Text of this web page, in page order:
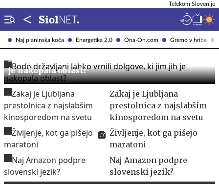
Naj planinska koča Energetika 2.0 Ona-On.com Gremo v hribe
Telekom Slovenije
Bodo državljani lahko vrnili dolgove, ki jim jih
je nakopala oblast?
Zakaj je Ljubljana
prestolnica z najslabšim
kinosporedom na svetu
Življenje, kot ga pišejo
maratoni
Naj Amazon podpre
slovenski jezik?